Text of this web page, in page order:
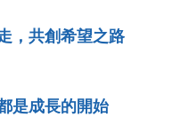
，共創希望之路
是成長的開始